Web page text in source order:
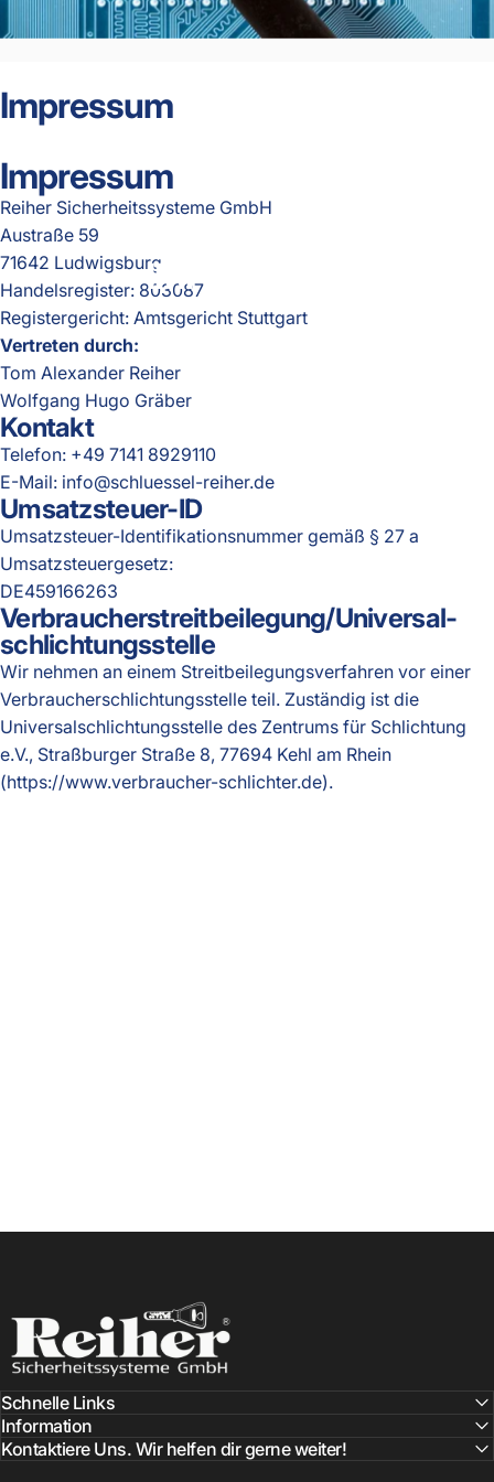
IMPRESSUM
Impressum
Impressum
Reiher Sicherheitssysteme GmbH
Austraße 59
71642 Ludwigsburg
Handelsregister: 803087
Registergericht: Amtsgericht Stuttgart
Vertreten durch:
Tom Alexander Reiher
Wolfgang Hugo Gräber
Kontakt
Telefon: +49 7141 8929110
E-Mail: info@schluessel-reiher.de
Umsatzsteuer-ID
Umsatzsteuer-Identifikationsnummer gemäß § 27 a
Umsatzsteuergesetz:
DE459166263
Verbraucher­streit­beilegung/Universal­
schlichtungs­stelle
Wir nehmen an einem Streitbeilegungsverfahren vor einer
Verbraucherschlichtungsstelle teil. Zuständig ist die
Universalschlichtungsstelle des Zentrums für Schlichtung
e.V., Straßburger Straße 8, 77694 Kehl am Rhein
(https://www.verbraucher-schlichter.de).
Reiher Sicherheitssysteme
Schnelle Links
Information
Kontaktiere Uns. Wir helfen dir gerne weiter!